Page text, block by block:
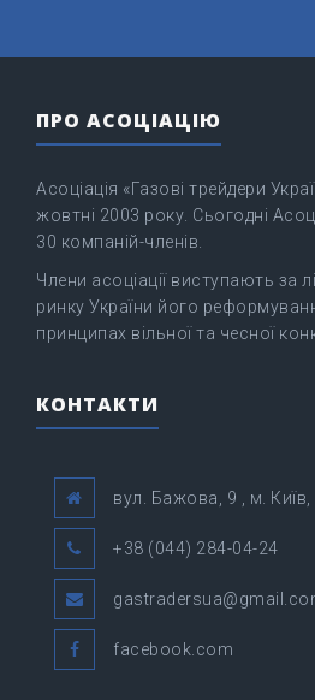
ПРО АСОЦІАЦІЮ
Асоціація «Газові трейдери
жовтні 2003 року. Сьогодні
30 компаній-членів.
Члени асоціації виступають за
ринку України його
принципах вільної та чесної
КОНТАКТИ
вул. Бажова, 9 , м. Київ,
+38 (044) 284-04-24
facebook.com